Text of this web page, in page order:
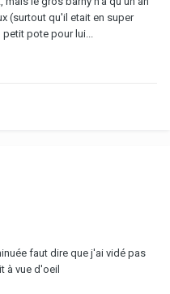
(surtout qu'il etait en super
pote pour lui...
faut dire que j'ai vidé pas
à vue d'oeil